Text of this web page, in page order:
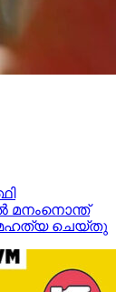
മനംനൊന്ത്
ചെയ്തു